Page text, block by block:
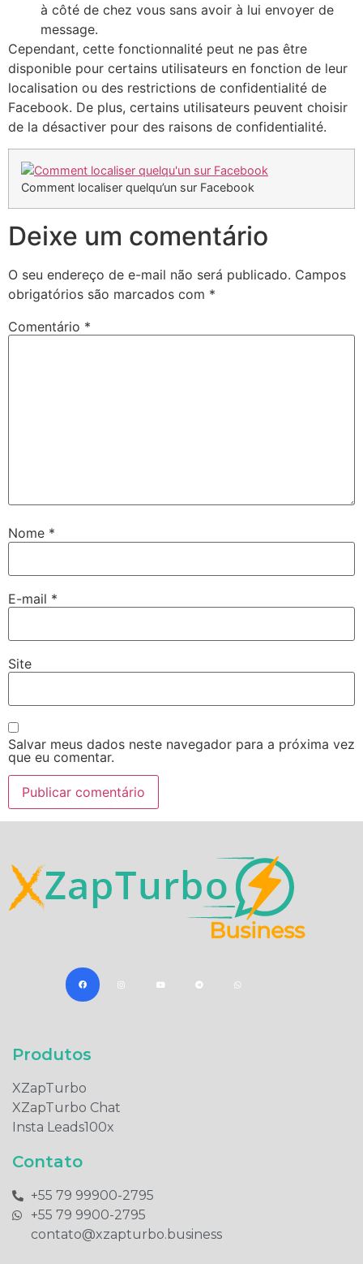
à côté de chez vous sans avoir à lui envoyer de
message.
Cependant, cette fonctionnalité peut ne pas être
disponible pour certains utilisateurs en fonction de leur
localisation ou des restrictions de confidentialité de
Facebook. De plus, certains utilisateurs peuvent choisir
de la désactiver pour des raisons de confidentialité.
Comment localiser quelqu’un sur Facebook
Deixe um comentário
O seu endereço de e-mail não será publicado. Campos
obrigatórios são marcados com *
Comentário *
Nome *
E-mail *
Site
Salvar meus dados neste navegador para a próxima vez
que eu comentar.
Produtos​
XZapTurbo
XZapTurbo Chat
Insta Leads100x
Contato
+55 79 99900-2795​
+55 79 9900-2795​
contato@xzapturbo.business